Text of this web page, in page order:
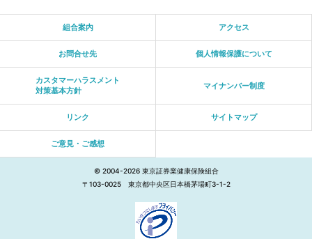
組合案内 アクセス
お問合せ先 個人情報保護について
カスタマーハラスメント
対策基本方針
マイナンバー制度
リンク サイトマップ
ご意見・ご感想
© 2004-2026東京証券業健康保険組合
〒103-0025 東京都中央区日本橋茅場町3-1-2